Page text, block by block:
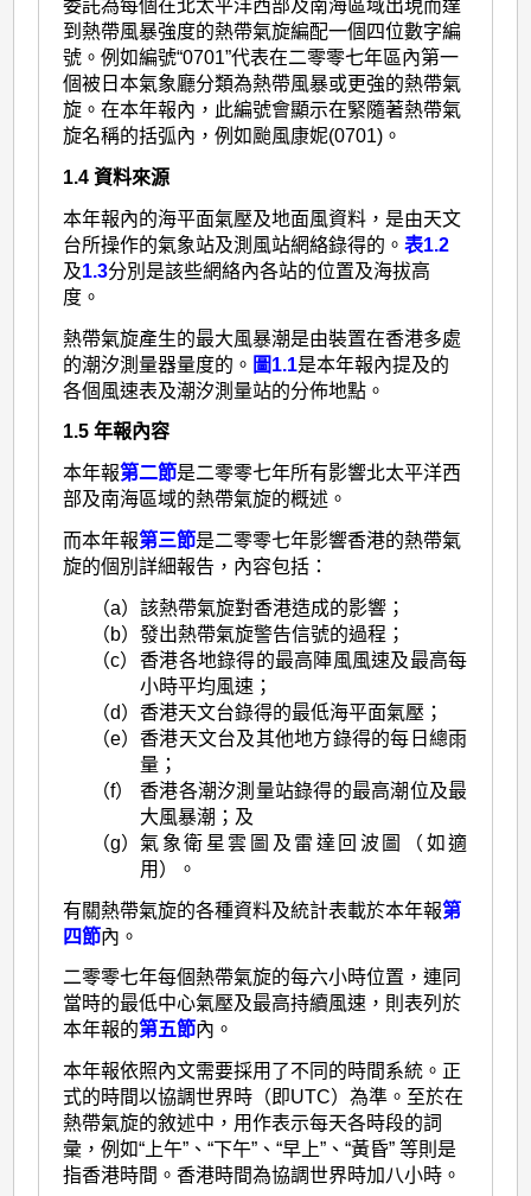
委託為每個在北太平洋西部及南海區域出現而達
到熱帶風暴強度的熱帶氣旋編配一個四位數字編
號。例如編號“0701”代表在二零零七年區內第一
個被日本氣象廳分類為熱帶風暴或更強的熱帶氣
旋。在本年報內，此編號會顯示在緊隨著熱帶氣
旋名稱的括弧內，例如颱風康妮(0701)。
1.4 資料來源
本年報內的海平面氣壓及地面風資料，是由天文
台所操作的氣象站及測風站網絡錄得的。表1.2
及1.3分別是該些網絡內各站的位置及海拔高
度。
熱帶氣旋產生的最大風暴潮是由裝置在香港多處
的潮汐測量器量度的。 圖1.1是本年報內提及的
各個風速表及潮汐測量站的分佈地點。
1.5 年報內容
本年報第二節是二零零七年所有影響北太平洋西
部及南海區域的熱帶氣旋的概述。
而本年報第三節是二零零七年影響香港的熱帶氣
旋的個別詳細報告，內容包括：
（a）該熱帶氣旋對香港造成的影響；
（b）發出熱帶氣旋警告信號的過程；
（c） 香港各地錄得的最高陣風風速及最高每
小時平均風速；
（d）香港天文台錄得的最低海平面氣壓；
（e）香港天文台及其他地方錄得的每日總雨
量；
（f）
香港各潮汐測量站錄得的最高潮位及最
大風暴潮；及
（g）氣象衛星雲圖及雷達回波圖（如適
用）。
有關熱帶氣旋的各種資料及統計表載於本年報第
四節內。
二零零七年每個熱帶氣旋的每六小時位置，連同
當時的最低中心氣壓及最高持續風速，則表列於
本年報的第五節內。
本年報依照內文需要採用了不同的時間系統。正
式的時間以協調世界時（即UTC）為準。至於在
熱帶氣旋的敘述中，用作表示每天各時段的詞
彙，例如“上午”、“下午”、“早上”、“黃昏” 等則是
指香港時間。香港時間為協調世界時加八小時。